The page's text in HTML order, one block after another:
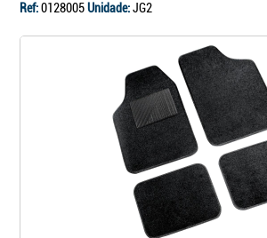
Ref:0128005Unidade:JG2